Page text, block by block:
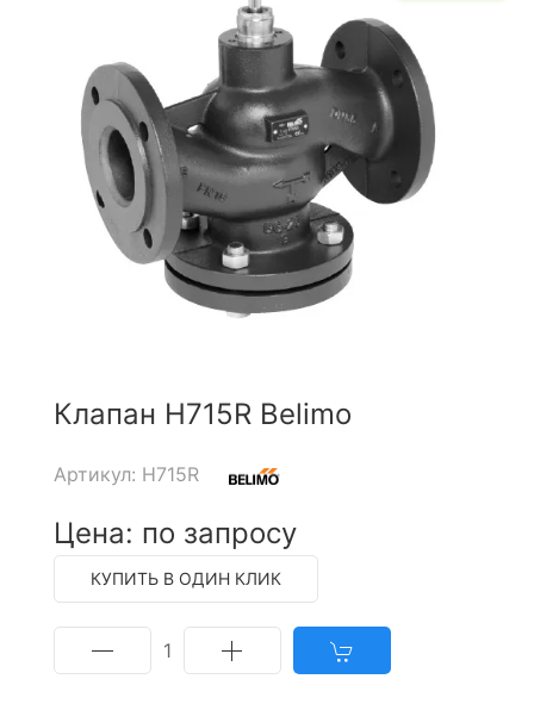
Клапан H715R Belimo
Артикул: H715R
Цена: по запросу
КУПИТЬ В ОДИН КЛИК
1